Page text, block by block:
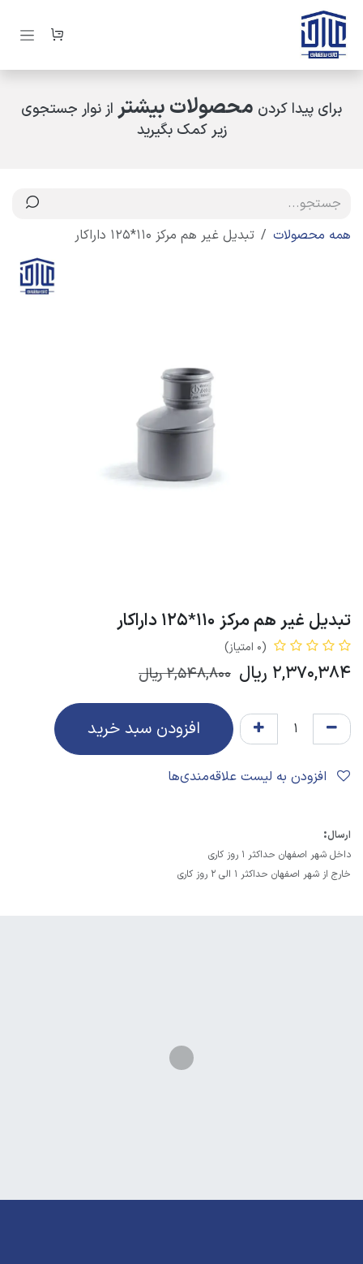
صرف نظر و مشاهده محتوا
برای پیدا کردن محصولات بیشتر از نوار جستجوی
زیر کمک بگیرید
همه محصولات تبدیل غیر هم مرکز 110*125 داراکار
تبدیل غیر هم مرکز 110*125 داراکار
(0 امتیاز)
2,370,384 ریال 2,548,800ریال
افزودن سبد خرید
ارسال:
داخل شهر اصفهان حداکثر 1 روز کاری
خارج از شهر اصفهان حداکثر 1 الی 2 روز کاری